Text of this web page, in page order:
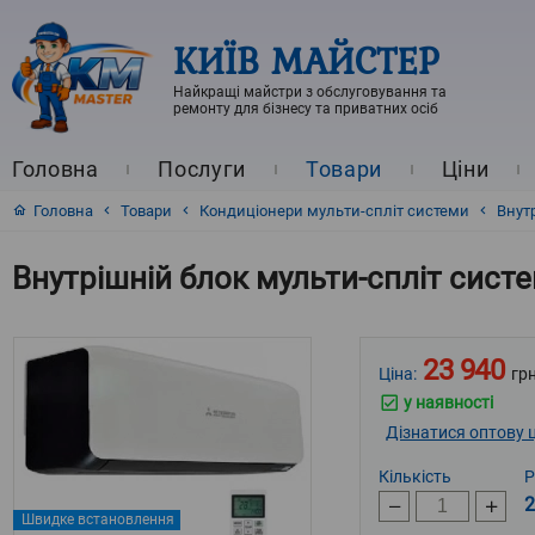
КИЇВ МАЙСТЕР
Найкращі майстри з обслуговування та
ремонту для бізнесу та приватних осіб
Головна Послуги Товари Ціни
Головна Товари Кондиціонери мульти-спліт системи
Внутрішній блок мульти-спліт
Швидке встановлення
Ціна: 23 940
у наявності
Дізнатися оптову
Кількість